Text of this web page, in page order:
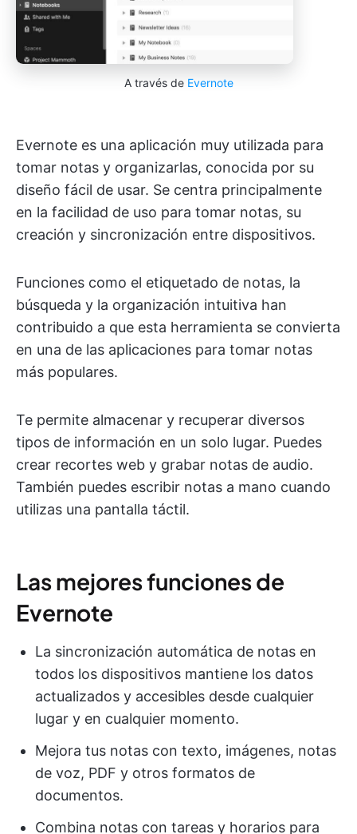
A través de Evernote
Evernote es una aplicación muy utilizada para
tomar notas y organizarlas, conocida por su
diseño fácil de usar. Se centra principalmente
en la facilidad de uso para tomar notas, su
creación y sincronización entre dispositivos.
Funciones como el etiquetado de notas, la
búsqueda y la organización intuitiva han
contribuido a que esta herramienta se convierta
en una de las aplicaciones para tomar notas
más populares.
Te permite almacenar y recuperar diversos
tipos de información en un solo lugar. Puedes
crear recortes web y grabar notas de audio.
También puedes escribir notas a mano cuando
utilizas una pantalla táctil.
Las mejores funciones de
Evernote
La sincronización automática de notas en
todos los dispositivos mantiene los datos
actualizados y accesibles desde cualquier
lugar y en cualquier momento.
Mejora tus notas con texto, imágenes, notas
de voz, PDF y otros formatos de
documentos.
Combina notas con tareas y horarios para